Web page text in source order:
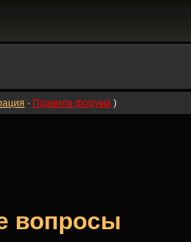
· Правила форума )
вопросы